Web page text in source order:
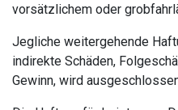
vorsätzlichem oder
Jegliche weitergehende
indirekte Schäden,
Gewinn, wird